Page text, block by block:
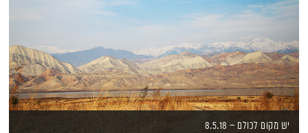
יש מקום לכולם – 8.5.18